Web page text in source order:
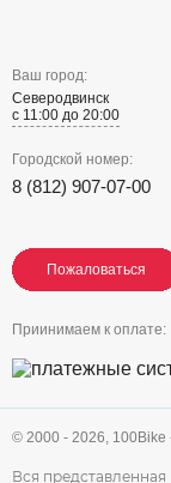
Ваш город:
Северодвинск
с 11:00 до 20:00
Городской номер:
8 (812) 907-07-00
Пожаловаться
Пожаловаться
Пожаловаться
Приинимаем к оплате:
© 2000 - 2026, 100Bike
Вся